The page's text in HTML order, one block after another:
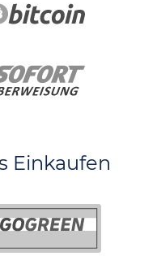
Einkaufen